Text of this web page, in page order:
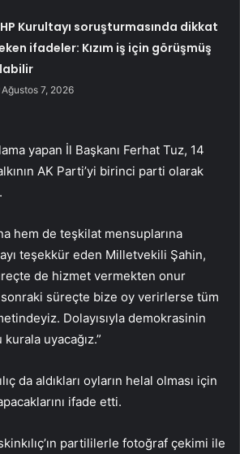
Kurultayı soruşturmasında dikkat
ifadeler: Kızım iş için görüşmüş
Ağustos 7, 2026
yapan İl Başkanı Ferhat Tuz, 14
AK Parti’yi birinci parti olarak
hem de teşkilat mensuplarına
teşekkür eden Milletvekili Şahin,
de hizmet vermekten onur
sonraki süreçte bize oy verirlerse tüm
Dolayısıyla demokrasinin
uyacağız.”
da aldıkları oyların helal olması için
ifade etti.
partililerle fotoğraf çekimi ile